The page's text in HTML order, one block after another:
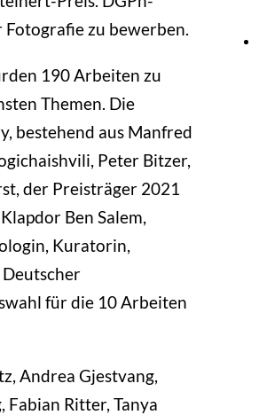
zu bewerben.
190 Arbeiten zu
Themen. Die
bestehend aus Manfred
Peter Bitzer,
der Preisträger 2021
Ben Salem,
Kuratorin,
für die 10 Arbeiten
Andrea Gjestvang,
Ritter, Tanya